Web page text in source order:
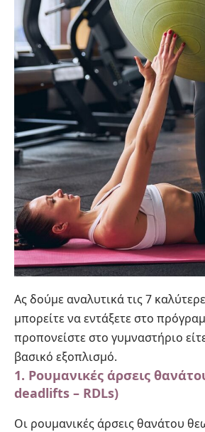
Ας δούμε αναλυτικά τις 7
μπορείτε να εντάξετε στο
προπονείστε στο γυμναστήριο
βασικό εξοπλισμό.
1. Ρουμανικές άρσεις
deadlifts – RDLs)
Οι ρουμανικές άρσεις θανάτου